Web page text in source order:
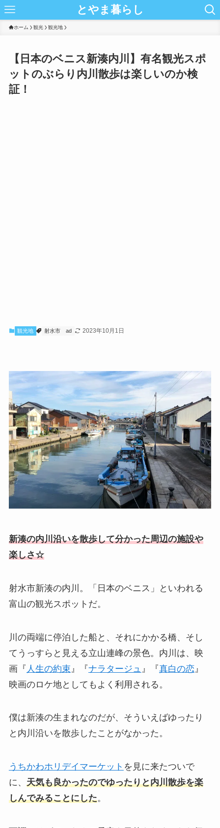
とやま暮らし
ホーム 観光 観光地
【日本のベニス新湊内川】有名観光スポ
ットのぶらり内川散歩は楽しいのか検
証！
観光地 射水市 ad 2023年10月1日
新湊の内川沿いを散歩して分かった周辺の施設や
楽しさ☆
射水市新湊の内川。「日本のベニス」といわれる
富山の観光スポットだ。
川の両端に停泊した船と、それにかかる橋、そし
てうっすらと見える立山連峰の景色。内川は、映
画『 人生の約束 』『ナラタージュ 』『真白の恋』
映画のロケ地としてもよく利用される。
僕は新湊の生まれなのだが、そういえばゆったり
と内川沿いを散歩したことがなかった。
うちかわホリデイマーケット を見に来たついで
に、 天気も良かったのでゆったりと内川散歩を楽
しんでみることにした。